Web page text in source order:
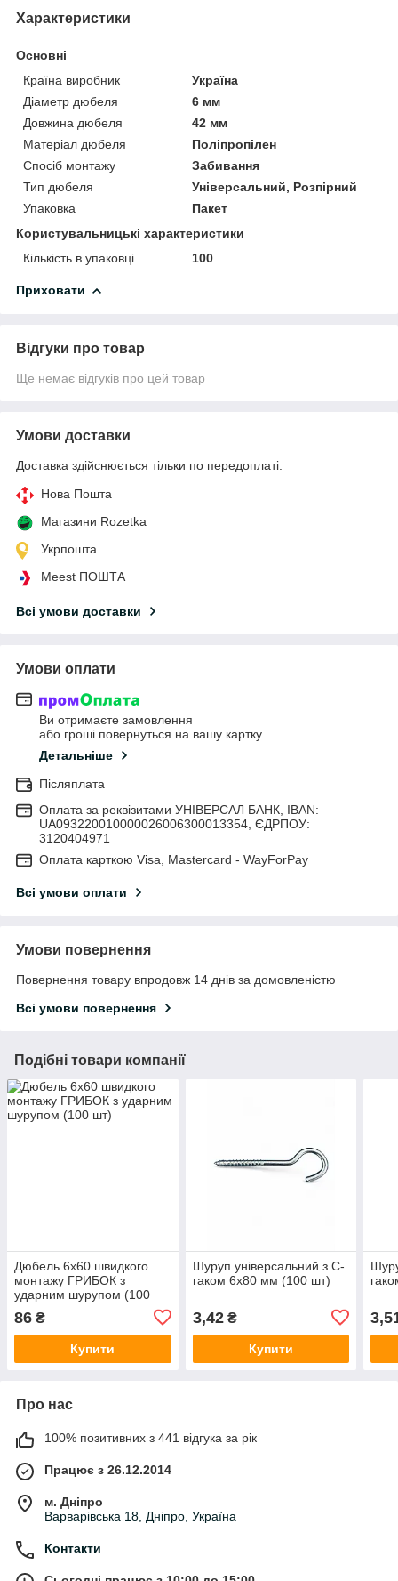
Характеристики
Основні
Країна виробник
Україна
Діаметр дюбеля
6 мм
Довжина дюбеля
42 мм
Матеріал дюбеля
Поліпропілен
Спосіб монтажу
Забивання
Тип дюбеля
Універсальний, Розпірний
Упаковка
Пакет
Користувальницькі характеристики
Кількість в упаковці
100
Приховати
Відгуки про товар
Ще немає відгуків про цей товар
Умови доставки
Доставка здійснюється тільки по передоплаті.
Нова Пошта
Магазини Rozetka
Укрпошта
Meest ПОШТА
Всі умови доставки
Умови оплати
Ви отримаєте замовлення
або гроші повернуться на вашу картку
Детальніше
Післяплата
Оплата за реквізитами УНІВЕРСАЛ БАНК, IBAN:
UA093220010000026006300013354, ЄДРПОУ:
3120404971
Оплата карткою Visa, Mastercard - WayForPay
Всі умови оплати
Умови повернення
Повернення товару впродовж 14 днів за домовленістю
Всі умови повернення
Подібні товари компанії
Дюбель 6х60 швидкого
монтажу ГРИБОК з
ударним шурупом (100
86 ₴
Купити
Шуруп універсальний з C-
гаком 6х80 мм (100 шт)
3,42₴
Купити
Про нас
100% позитивних з 441 відгука за рік
Працює з 26.12.2014
м. Дніпро
Варварівська 18, Дніпро, Україна
Контакти